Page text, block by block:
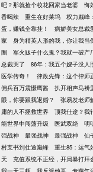
吧？那就捡个校花回家当老婆
悔
香喝辣
重生在好莱坞 权力巅峰
蛋，赚钱全靠挂！
病娇美女总裁
家
身为精英人形的我，你让我当
圈
军火贩子什么鬼？我就一破产
总裁哭了
86年：我五个嫂子没人
医学传奇！
律政先锋：这个律师
佣兵百万震慑鹰酱
扒开相声马褂
眼，你要跟我退婚？
张易发老师
庸的人不拯救世界
顶我仕途？我
能世界中闯荡升级
医武双绝 明
强战神
最强战神 最强战神 仙
村支书到仕途巅峰
重生85：运气
天
充值系统不正经，开局暴打拜